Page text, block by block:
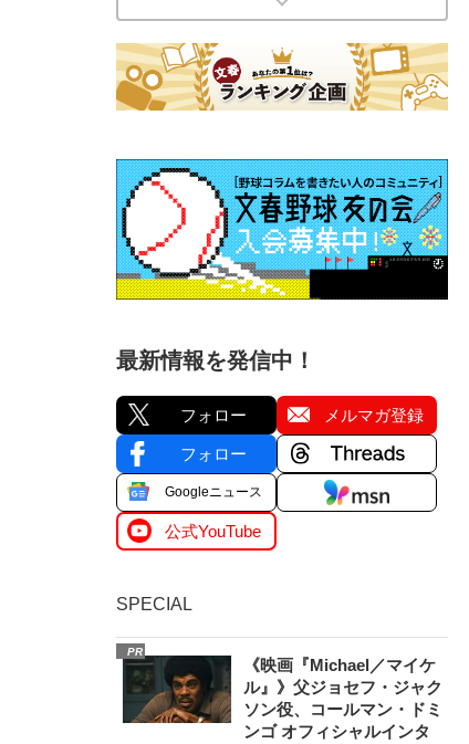
最新情報を発信中！
フォロー メルマガ登録
フォロー
Googleニュース
公式YouTube
SPECIAL
PR
《映画『Michael／マイケ
ル』》父ジョセフ・ジャク
ソン役、コールマン・ドミ
ンゴ オフィシャルインタ